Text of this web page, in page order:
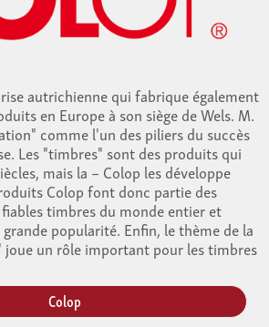
autrichienne qui fabrique également
en Europe à son siège de Wels. M.
comme l'un des piliers du succès
Les "timbres" sont des produits qui
mais la – Colop les développe
Colop font donc partie des
timbres du monde entier et
popularité. Enfin, le thème de la
un rôle important pour les timbres
Colop